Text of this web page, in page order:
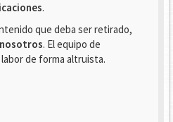
.
que deba ser retirado,
. El equipo de
de forma altruista.